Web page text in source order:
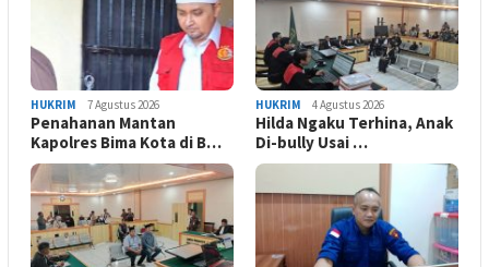
HUKRIM 7 Agustus 2026
Penahanan Mantan
Kapolres Bima Kota di B…
HUKRIM 4 Agustus 2026
Hilda Ngaku Terhina, Anak
Di-bully Usai …